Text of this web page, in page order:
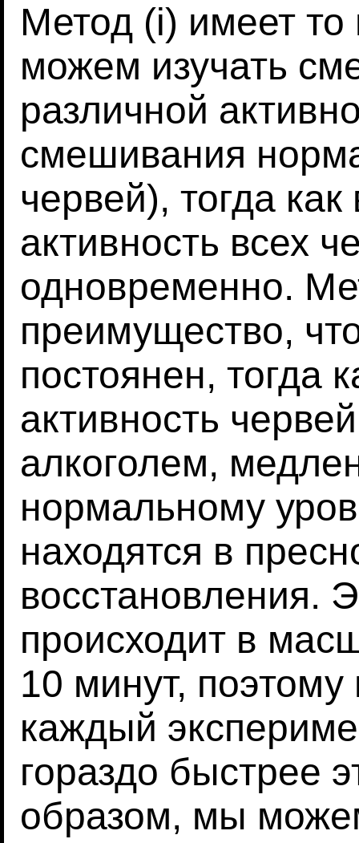
Метод (i) имеет
можем изучать
различной
смешивания
червей), тогда
активность всех
одновременно.
преимущество,
постоянен, тогда
активность
алкоголем,
нормальному
находятся в
восстановления.
происходит в
10 минут,
каждый
гораздо быстрее
образом, мы